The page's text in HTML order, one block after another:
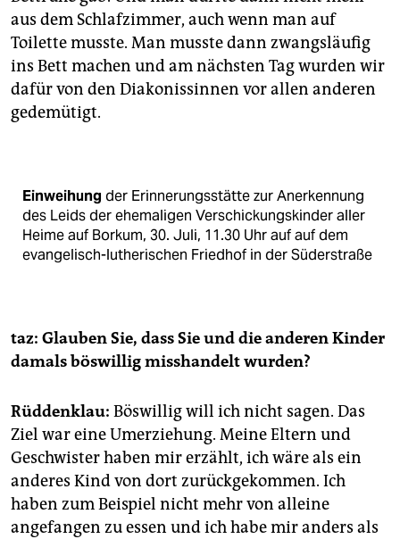
aus dem Schlafzimmer, auch wenn man auf
Toilette musste. Man musste dann zwangsläufig
ins Bett machen und am nächsten Tag wurden wir
dafür von den Diakonissinnen vor allen anderen
gedemütigt.
Einweihung der Erinnerungsstätte zur Anerkennung
des Leids der ehemaligen Verschickungskinder aller
Heime auf Borkum, 30. Juli, 11.30 Uhr auf auf dem
evangelisch-lutherischen Friedhof in der Süderstraße
taz: Glauben Sie, dass Sie und die anderen Kinder
damals böswillig misshandelt wurden?
Rüddenklau: Böswillig will ich nicht sagen. Das
Ziel war eine Umerziehung. Meine Eltern und
Geschwister haben mir erzählt, ich wäre als ein
anderes Kind von dort zurückgekommen. Ich
haben zum Beispiel nicht mehr von alleine
angefangen zu essen und ich habe mir anders als